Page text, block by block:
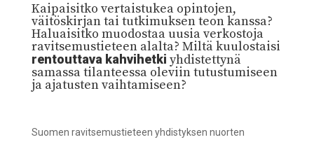
Kaipaisitko vertaistukea opintojen,
väitöskirjan tai tutkimuksen teon kanssa?
Haluaisitko muodostaa uusia verkostoja
ravitsemustieteen alalta? Miltä kuulostaisi
rentouttava kahvihetki yhdistettynä
samassa tilanteessa oleviin tutustumiseen
ja ajatusten vaihtamiseen?
Suomen ravitsemustieteen yhdistyksen nuorten